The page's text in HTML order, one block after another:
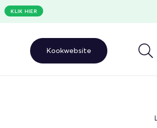
KLIK HIER
Kookwebsite